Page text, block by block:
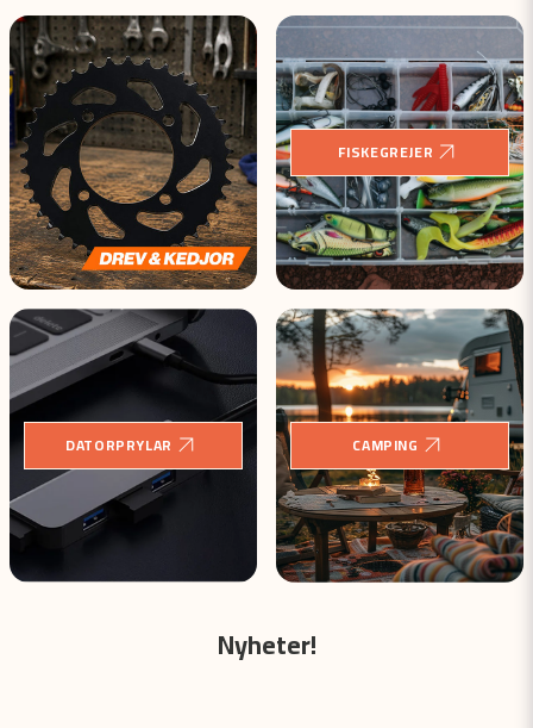
FISKEGREJER
DATORPRYLAR CAMPING
Nyheter!